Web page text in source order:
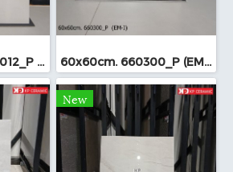
60x60cm. GDZ661012_P (TS-I) 60x60cm. 660300_P (EM-I)
New